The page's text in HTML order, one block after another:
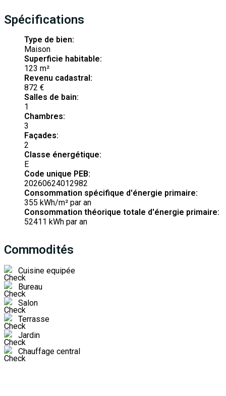
Spécifications
Type de bien:
Maison
Superficie habitable:
123 m²
Revenu cadastral:
872 €
Salles de bain:
1
Chambres:
3
Façades:
2
Classe énergétique:
E
Code unique PEB:
20260624012982
Consommation spécifique d'énergie primaire:
355 kWh/m² par an
Consommation théorique totale d'énergie primaire:
52411 kWh par an
Commodités
Cuisine equipée
Bureau
Salon
Terrasse
Jardin
Chauffage central